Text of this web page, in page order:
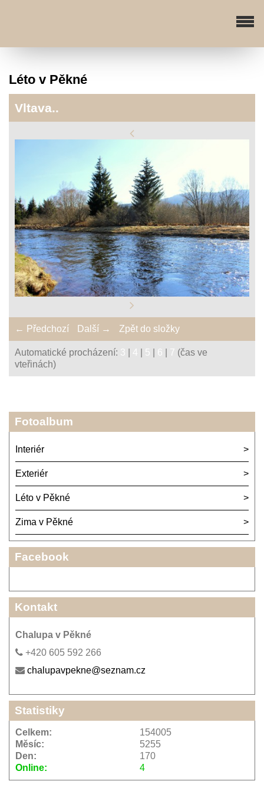
Léto v Pěkné
Vltava..
← Předchozí Další → Zpět do složky
Automatické procházení: 3 4 5 6 7 (čas ve
vteřinách)
Fotoalbum
Interiér
Exteriér
Léto v Pěkné
Zima v Pěkné
Facebook
Kontakt
Chalupa v Pěkné
+420 605 592 266
chalupavpekne@seznam.cz
Statistiky
Online: 4
Celkem:
154005
Měsíc:
5255
Den:
170